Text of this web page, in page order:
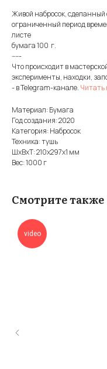
Живой набросок,
ограниченный период
листе
бумага 100 г.
-----
Что происходит в
эксперименты, находки,
- в Telegram-канале.
Материал: Бумага
Год создания: 2020
Категория: Набросок
Техника: тушь
ШxВxТ: 210x297x1 мм
Вес: 1000 г
Смотрите также
video